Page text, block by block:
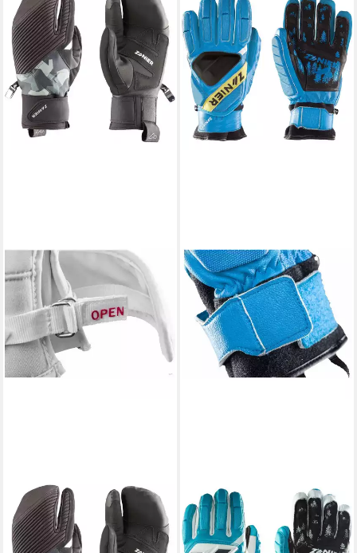
ZANIER
Skihandschuhe
EVOLUTION.XSX
74,95 € UVP139,99 €
ZANIER
Skihandschuhe Gate Killer
Hochwertiger, gefütterter
Unisex-Handschuh für Ski-